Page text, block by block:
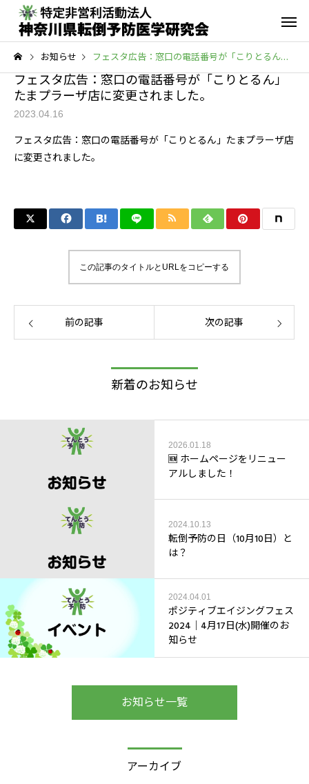
転倒予防教室
2023年間活動報告
青葉GoGoクラブ
2月26日 落語の笑い
お知らせ フェスタ広告：窓口の電話番号が「こりとるん」たまプラーザ店に変更されました。
フェスタ広告：窓口の電話番号が「こりとるん」
たまプラーザ店に変更されました。
2023.04.16
フェスタ広告：窓口の電話番号が「こりとるん」たまプラーザ店
に変更されました。
この記事のタイトルとURLをコピーする
前の記事 次の記事
新着のお知らせ
2026.01.18
🆕 ホームページをリニュー
アルしました！
2024.10.13
転倒予防の日（10月10日）と
は？
2024.04.01
ポジティブエイジングフェス
2024｜4月17日(水)開催のお
知らせ
お知らせ一覧
アーカイブ